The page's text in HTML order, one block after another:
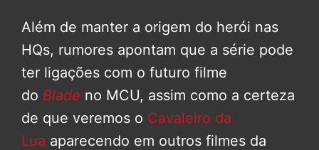
Além de manter a origem do herói nas
HQs, rumores apontam que a série pode
ter ligações com o futuro filme
do Blade no MCU, assim como a certeza
de que veremos o Cavaleiro da
Lua aparecendo em outros filmes da